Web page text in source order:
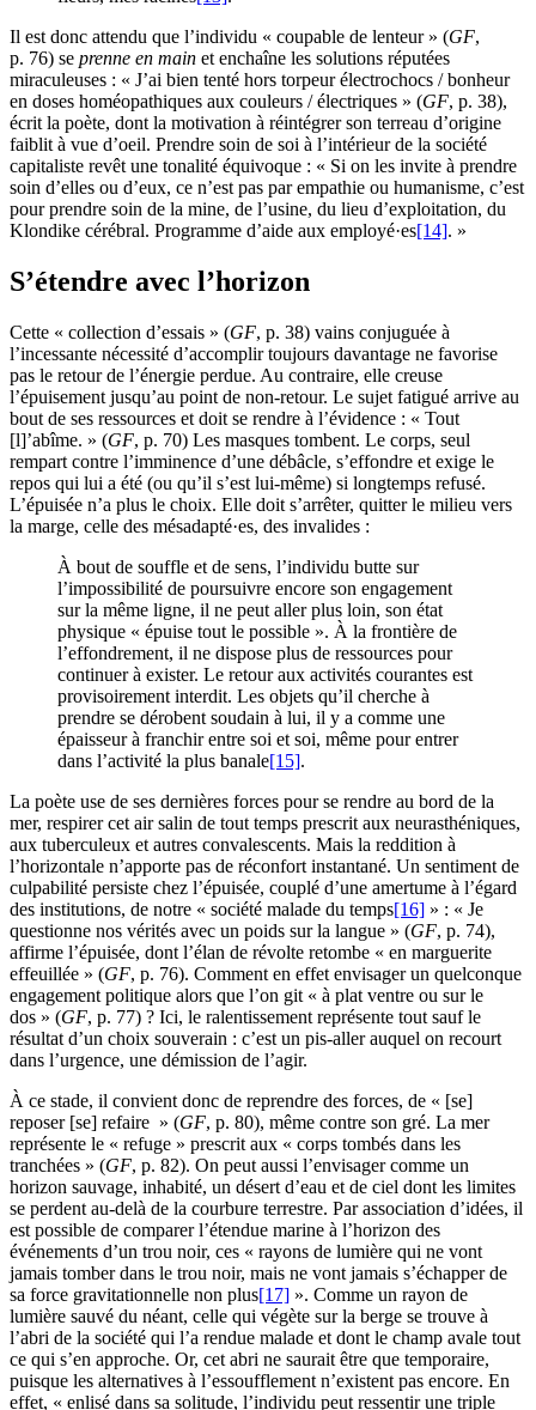
Il est donc attendu que l’individu « coupable de lenteur » (GF,
p. 76) se prenne en main et enchaîne les solutions réputées
miraculeuses : « J’ai bien tenté hors torpeur électrochocs / bonheur
en doses homéopathiques aux couleurs / électriques » (GF, p. 38),
écrit la poète, dont la motivation à réintégrer son terreau d’origine
faiblit à vue d’oeil. Prendre soin de soi à l’intérieur de la société
capitaliste revêt une tonalité équivoque : « Si on les invite à prendre
soin d’elles ou d’eux, ce n’est pas par empathie ou humanisme, c’est
pour prendre soin de la mine, de l’usine, du lieu d’exploitation, du
Klondike cérébral. Programme d’aide aux employé·es[14]. »
S’étendre avec l’horizon
Cette « collection d’essais » (GF, p. 38) vains conjuguée à
l’incessante nécessité d’accomplir toujours davantage ne favorise
pas le retour de l’énergie perdue. Au contraire, elle creuse
l’épuisement jusqu’au point de non-retour. Le sujet fatigué arrive au
bout de ses ressources et doit se rendre à l’évidence : « Tout
[l]’abîme. » (GF, p. 70) Les masques tombent. Le corps, seul
rempart contre l’imminence d’une débâcle, s’effondre et exige le
repos qui lui a été (ou qu’il s’est lui-même) si longtemps refusé.
L’épuisée n’a plus le choix. Elle doit s’arrêter, quitter le milieu vers
la marge, celle des mésadapté·es, des invalides :
À bout de souffle et de sens, l’individu butte sur
l’impossibilité de poursuivre encore son engagement
sur la même ligne, il ne peut aller plus loin, son état
physique « épuise tout le possible ». À la frontière de
l’effondrement, il ne dispose plus de ressources pour
continuer à exister. Le retour aux activités courantes est
provisoirement interdit. Les objets qu’il cherche à
prendre se dérobent soudain à lui, il y a comme une
épaisseur à franchir entre soi et soi, même pour entrer
dans l’activité la plus banale[15].
La poète use de ses dernières forces pour se rendre au bord de la
mer, respirer cet air salin de tout temps prescrit aux neurasthéniques,
aux tuberculeux et autres convalescents. Mais la reddition à
l’horizontale n’apporte pas de réconfort instantané. Un sentiment de
culpabilité persiste chez l’épuisée, couplé d’une amertume à l’égard
des institutions, de notre « société malade du temps[16] » : « Je
questionne nos vérités avec un poids sur la langue » (GF, p. 74),
affirme l’épuisée, dont l’élan de révolte retombe « en marguerite
effeuillée » (GF, p. 76). Comment en effet envisager un quelconque
engagement politique alors que l’on git « à plat ventre ou sur le
dos » (GF, p. 77) ? Ici, le ralentissement représente tout sauf le
résultat d’un choix souverain : c’est un pis-aller auquel on recourt
dans l’urgence, une démission de l’agir.
À ce stade, il convient donc de reprendre des forces, de « [se]
reposer [se] refaire » (GF, p. 80), même contre son gré. La mer
représente le « refuge » prescrit aux « corps tombés dans les
tranchées » (GF, p. 82). On peut aussi l’envisager comme un
horizon sauvage, inhabité, un désert d’eau et de ciel dont les limites
se perdent au-delà de la courbure terrestre. Par association d’idées, il
est possible de comparer l’étendue marine à l’horizon des
événements d’un trou noir, ces « rayons de lumière qui ne vont
jamais tomber dans le trou noir, mais ne vont jamais s’échapper de
sa force gravitationnelle non plus[17] ». Comme un rayon de
lumière sauvé du néant, celle qui végète sur la berge se trouve à
l’abri de la société qui l’a rendue malade et dont le champ avale tout
ce qui s’en approche. Or, cet abri ne saurait être que temporaire,
puisque les alternatives à l’essoufflement n’existent pas encore. En
effet, « enlisé dans sa solitude, l’individu peut ressentir une triple